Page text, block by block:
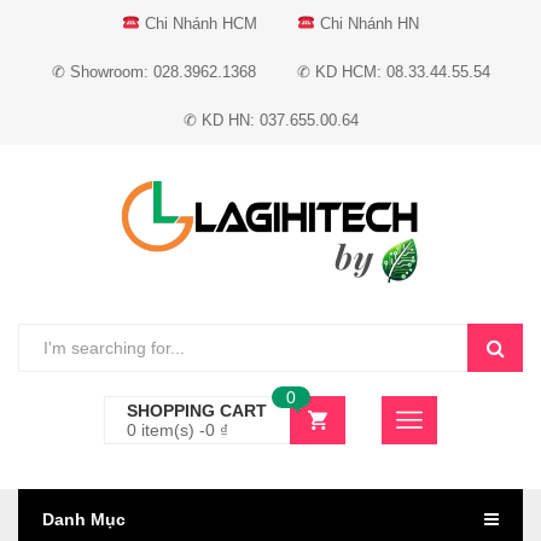
Chi Nhánh HCM Chi Nhánh HN
✆ Showroom: 028.3962.1368 ✆ KD HCM: 08.33.44.55.54
✆ KD HN: 037.655.00.64
SHOPPING CART
0 item(s) -0 ₫
0
Danh Mục